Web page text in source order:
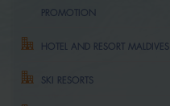
PROMOTION
HOTEL AND RESORT MALDIVES
SKI RESORTS